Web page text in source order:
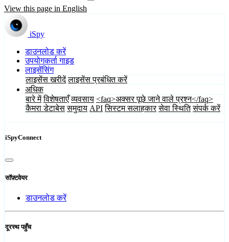
View this page in English
iSpy
डाउनलोड करें
उपयोगकर्ता गाइड
लाइसेंसिंग
लाइसेंस खरीदें लाइसेंस प्रबंधित करें
अधिक
बारे में विशेषताएँ व्यवसाय <faq>अक्सर पूछे जाने वाले प्रश्न</faq>
कैमरा डेटाबेस समुदाय API सिस्टम सलाहकार सेवा स्थिति संपर्क करें
iSpyConnect
सॉफ़्टवेयर
डाउनलोड करें
दूरस्थ पहुँच